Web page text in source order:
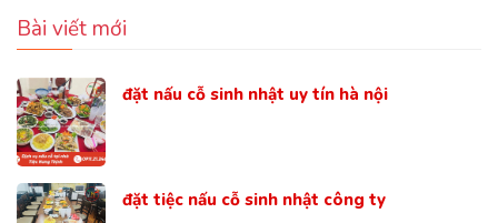
Bài viết mới
đặt nấu cỗ sinh nhật uy tín hà nội
đặt tiệc nấu cỗ sinh nhật công ty